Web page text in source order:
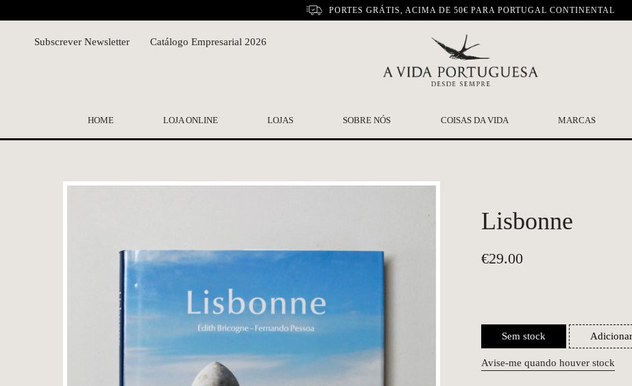
PORTES GRÁTIS, ACIMA DE 50€ PARA PORTUGAL CONTINENTAL
Subscrever Newsletter Catálogo Empresarial 2026
HOME LOJA ONLINE LOJAS SOBRE NÓS COISAS DA VIDA MARCAS
Lisbonne
€29.00
Sem stock
Avise-me quando houver stock